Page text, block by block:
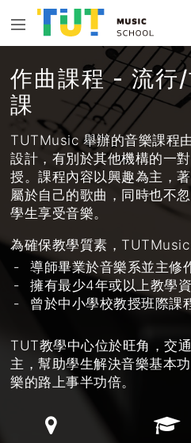
請選擇適合
樂理課程按皇家音樂
排，專為準備應考的同
學生的弱項，主力教授
點及答題技巧，幫學生
供充份的補充
8級樂
作曲課程 - 流行
課
TUTMusic 舉辦的音樂課程
設計，有別於其他機構的一
授。課程內容以興趣為主，
屬於自己的歌曲，同時也不
學生享受音樂。
為確保教學質素，
導師畢業於音樂系並主修
擁有最少4年或以上教學
曾於中小學校教授班際課
TUT教學中心位於旺角，交
主，幫助學生解決音樂基本
樂的路上事半功倍。